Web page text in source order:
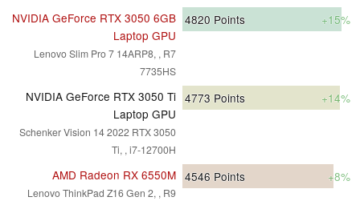
NVIDIA GeForce RTX 3050 6GB
Laptop GPU
Lenovo Slim Pro 7 14ARP8, , R7
7735HS
4820 Points +15%
NVIDIA GeForce RTX 3050 Ti
Laptop GPU
Schenker Vision 14 2022 RTX 3050
Ti, , i7-12700H
4773 Points +14%
AMD Radeon RX 6550M
Lenovo ThinkPad Z16 Gen 2, , R9
4546 Points +8%